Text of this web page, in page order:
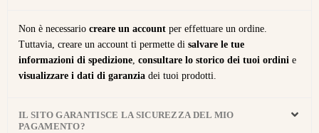
Non è necessario creare un account per effettuare un ordine.
Tuttavia, creare un account ti permette di salvare le tue
informazioni di spedizione consultare lo storico dei tuoi ordini e
visualizzare i dati di garanzia dei tuoi prodotti.
IL SITO GARANTISCE LA SICUREZZA DEL MIO
PAGAMENTO?